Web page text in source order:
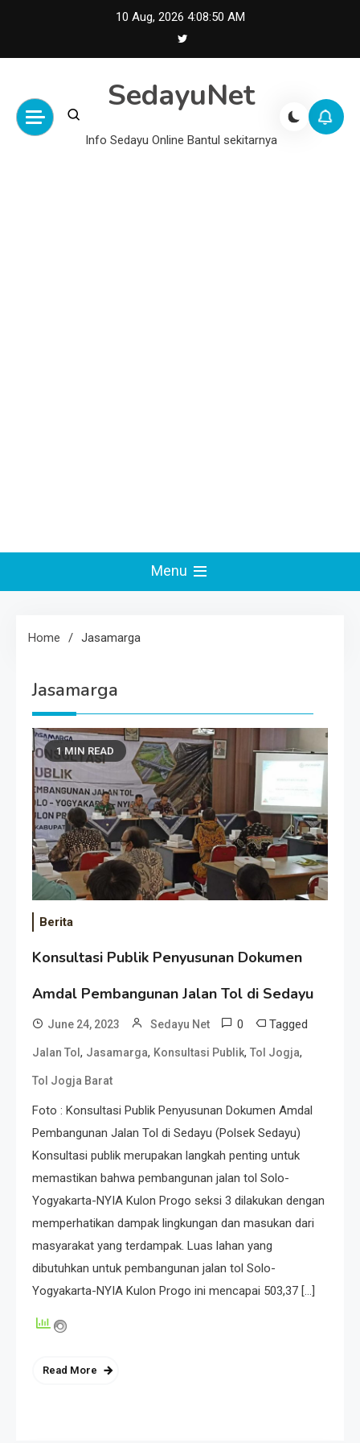
10 Aug, 2026 4:08:50 AM
SedayuNet
Info Sedayu Online Bantul sekitarnya
Menu
Home Jasamarga
Jasamarga
1 MIN READ
Berita
Konsultasi Publik Penyusunan Dokumen
Amdal Pembangunan Jalan Tol di Sedayu
June 24, 2023 Sedayu Net 0 Tagged
Jalan Tol , Jasamarga, Konsultasi Publik, Tol Jogja,
Tol Jogja Barat
Foto : Konsultasi Publik Penyusunan Dokumen Amdal
Pembangunan Jalan Tol di Sedayu (Polsek Sedayu)
Konsultasi publik merupakan langkah penting untuk
memastikan bahwa pembangunan jalan tol Solo-
Yogyakarta-NYIA Kulon Progo seksi 3 dilakukan dengan
memperhatikan dampak lingkungan dan masukan dari
masyarakat yang terdampak. Luas lahan yang
dibutuhkan untuk pembangunan jalan tol Solo-
Yogyakarta-NYIA Kulon Progo ini mencapai 503,37 […]
Read More